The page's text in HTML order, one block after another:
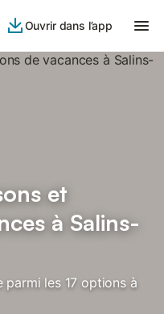
Ouvrir dans l’app
et
à Salins-
les 17 options à